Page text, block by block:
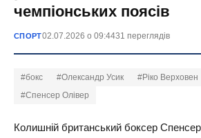
чемпіонських поясів
СПОРТ02.07.2026 о 09:4431 переглядів
#бокс #Олександр Усик #Ріко Верховен
#Спенсер Олівер
Колишній британський боксер